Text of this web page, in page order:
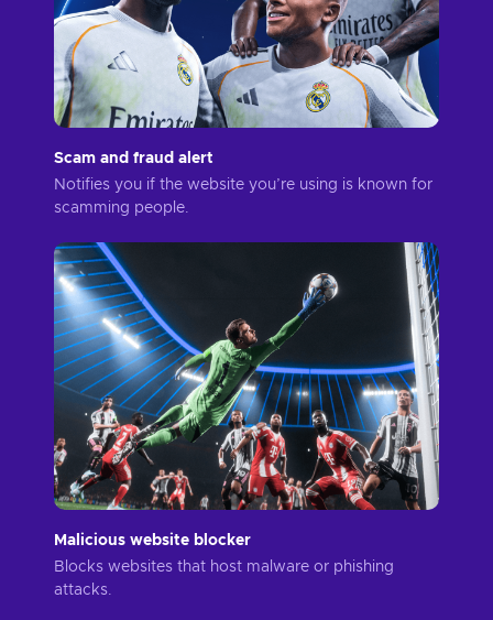
Scam and fraud alert
Notifies you if the website you’re using is known for
scamming people.
Malicious website blocker
Blocks websites that host malware or phishing
attacks.